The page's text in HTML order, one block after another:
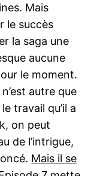
Mais
le succès
la saga une
aucune
le moment.
autre que
travail qu’il a
on peut
de l’intrigue,
Mais il se